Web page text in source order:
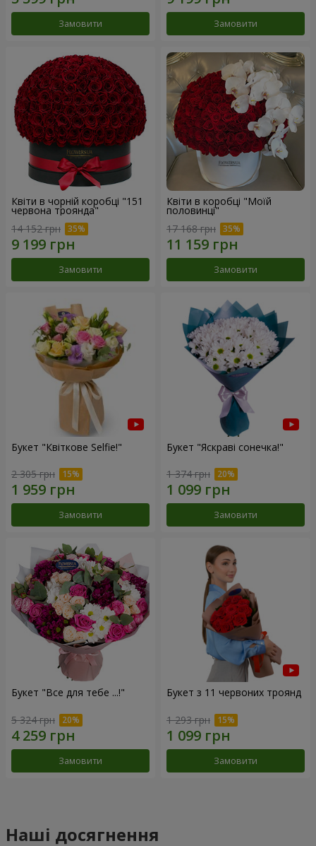
Замовити Замовити
Квіти в чорній коробці "151
червона троянда"
14 152 грн
Замовити
Квіти в коробці "Моїй
половинці"
17 168 грн
Замовити
Букет "Квіткове Selfie!"
2 305 грн
Замовити
Букет "Яскраві сонечка!"
1 374 грн
Замовити
Букет "Все для тебе ...!"
5 324 грн
Замовити
Букет з 11 червоних троянд
1 293 грн
Замовити
Наші досягнення